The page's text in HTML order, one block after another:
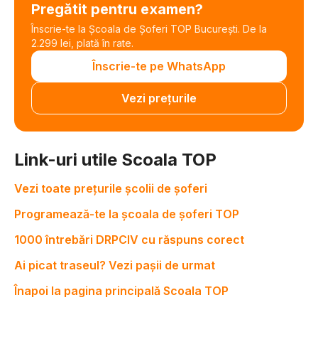
Pregătit pentru examen?
Înscrie-te la Școala de Șoferi TOP București. De la
2.299 lei, plată în rate.
Înscrie-te pe WhatsApp
Vezi prețurile
Link-uri utile Scoala TOP
Vezi toate prețurile școlii de șoferi
Programează-te la școala de șoferi TOP
1000 întrebări DRPCIV cu răspuns corect
Ai picat traseul? Vezi pașii de urmat
Înapoi la pagina principală Scoala TOP